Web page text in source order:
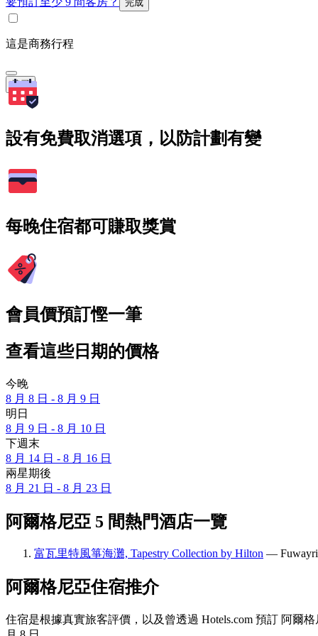
完成
這是商務行程
搜尋
設有免費取消選項，以防計劃有變
每晚住宿都可賺取獎賞
會員價預訂慳一筆
查看這些日期的價格
今晚
8 月 8 日 - 8 月 9 日
明日
8 月 9 日 - 8 月 10 日
下週末
8 月 14 日 - 8 月 16 日
兩星期後
8 月 21 日 - 8 月 23 日
阿爾格尼亞 5 間熱門酒店一覽
富瓦里特風箏海灘, Tapestry Collection by Hilton —
阿爾格尼亞住宿推介
住宿是根據真實旅客評價，以及曾透過 Hotels.com 預訂 阿爾